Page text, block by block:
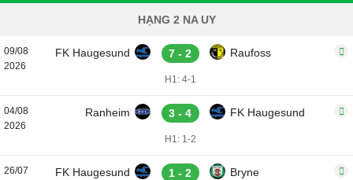
HẠNG 2 NA UY
09/08
2026
FK Haugesund 7 - 2 Raufoss
H1: 4-1
04/08
2026
Ranheim 3 - 4 FK Haugesund
H1: 1-2
26/07 FK Haugesund 1 - 2 Bryne